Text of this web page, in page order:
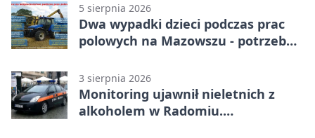
5 sierpnia 2026
Dwa wypadki dzieci podczas prac
polowych na Mazowszu - potrzebna
3 sierpnia 2026
Monitoring ujawnił nieletnich z
alkoholem w Radomiu.